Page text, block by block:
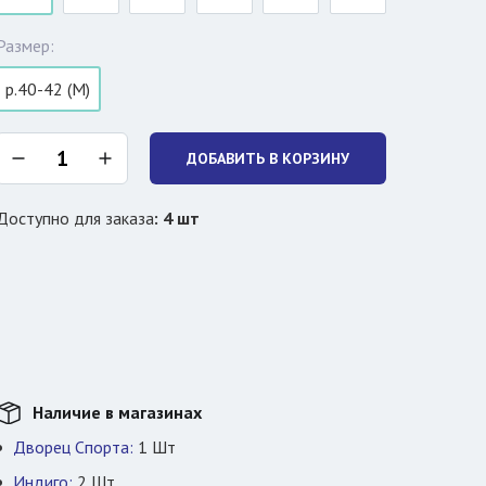
р.40-42 (M)
ДОБАВИТЬ В КОРЗИНУ
для заказа: 4шт
Наличие в магазинах
Дворец Спорта: 1 Шт
Индиго: 2 Шт